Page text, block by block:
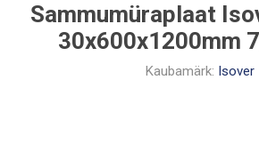
Sammumüraplaat
30x600x1200mm
Kaubamärk: Isover